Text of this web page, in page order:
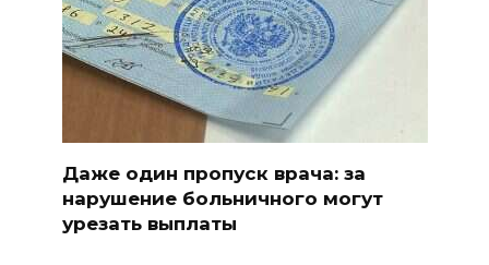
Даже один пропуск врача: за
нарушение больничного могут
урезать выплаты